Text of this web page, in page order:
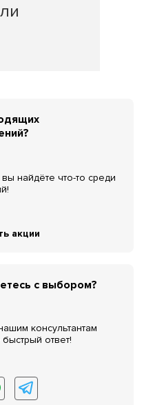
найдёте что-то среди
акции
с выбором?
консультантам
ответ!